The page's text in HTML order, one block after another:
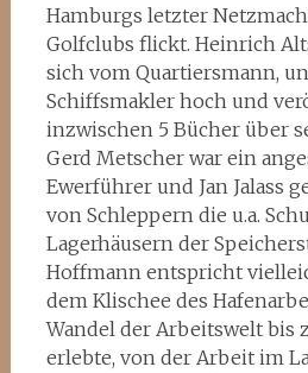
Hamburgs letzter
Golfclubs flickt. Heinrich
sich vom Quartiersmann,
Schiffsmakler hoch und
inzwischen 5 Bücher über
Gerd Metscher war ein
Ewerführer und Jan Jalass
von Schleppern die u.a.
Lagerhäusern der
Hoffmann entspricht
dem Klischee des
Wandel der Arbeitswelt bis
erlebte, von der Arbeit im